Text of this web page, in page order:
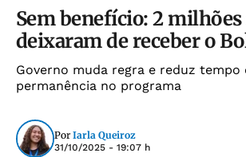
Sem benefício: 2 milhões
deixaram de receber o
Governo muda regra e reduz tempo
permanência no programa
Por Iarla Queiroz
31/10/2025 - 19:07 h